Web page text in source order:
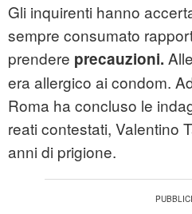
Gli inquirenti hanno
sempre consumato
prendere precauzioni.
era allergico ai condom.
Roma ha concluso le
reati contestati, Valentino
anni di prigione.